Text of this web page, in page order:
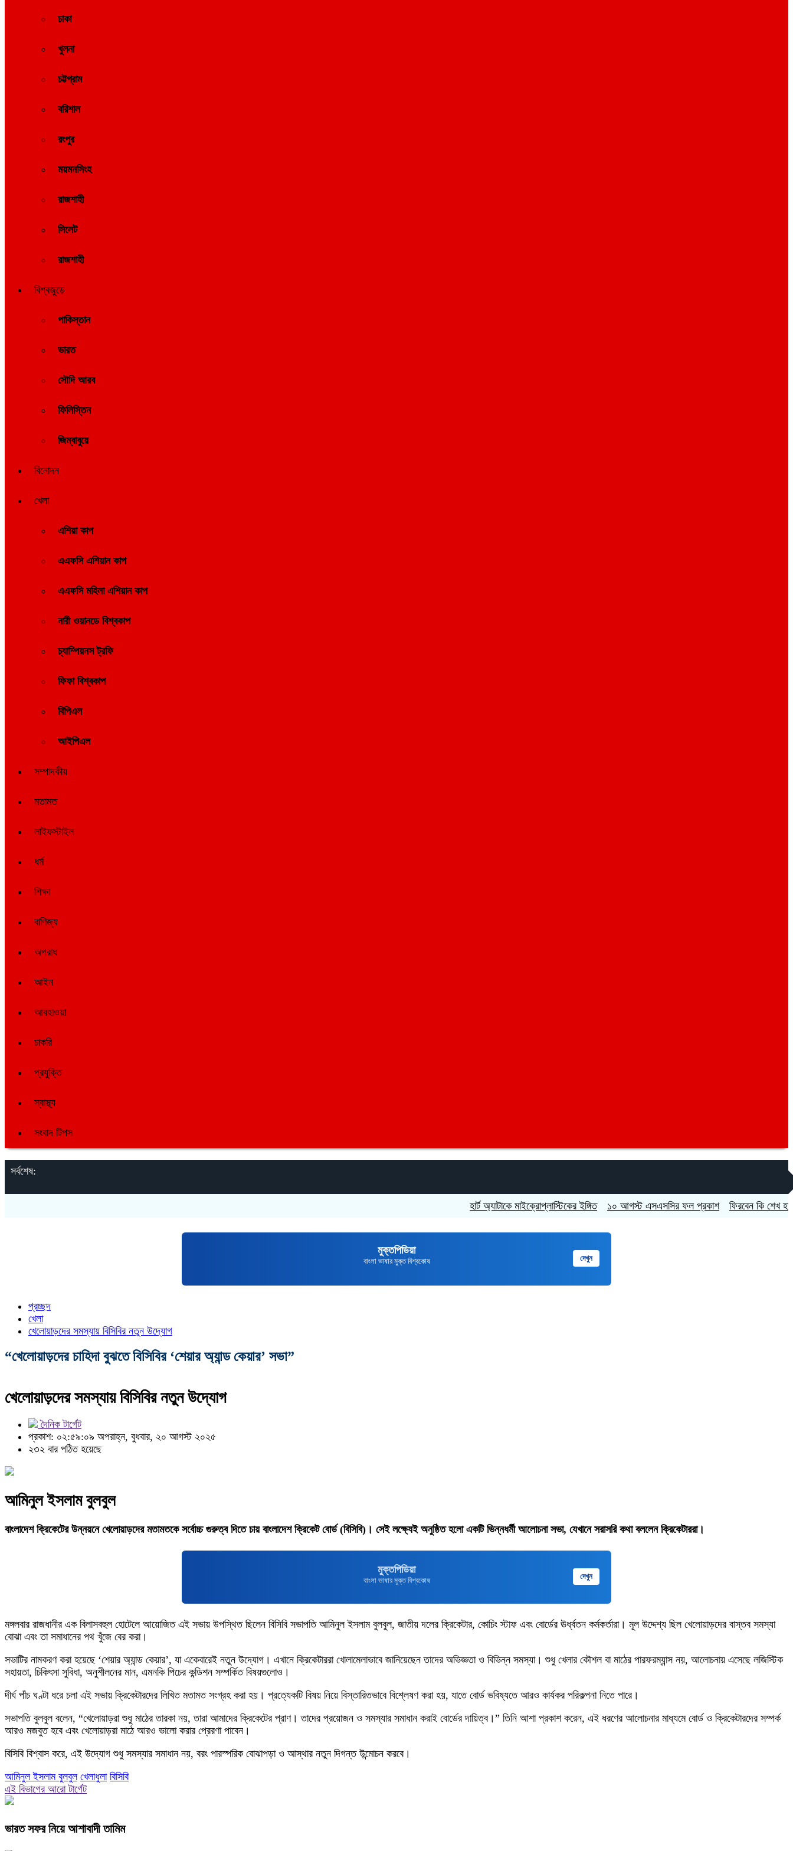
ঢাকা
খুলনা
চট্টগ্রাম
বরিশাল
রংপুর
ময়মনসিংহ
রাজশাহী
সিলেট
রাজশাহী
বিশ্বজুড়ে
পাকিস্তান
ভারত
সৌদি আরব
ফিলিস্তিন
জিম্বাবুয়ে
বিনোদন
খেলা
এশিয়া কাপ
এএফসি এশিয়ান কাপ
এএফসি মহিলা এশিয়ান কাপ
নারী ওয়ানডে বিশ্বকাপ
চ্যাম্পিয়নস ট্রফি
ফিফা বিশ্বকাপ
বিপিএল
আইপিএল
সম্পাদকীয়
মতামত
লাইফস্টাইল
ধর্ম
শিক্ষা
বাণিজ্য
অপরাধ
আইন
আবহাওয়া
চাকরি
প্রযুক্তি
স্বাস্থ্য
সংবাদ টিপস
সর্বশেষ:
হার্ট অ্যাটাকে মাইক্রোপ্লাস্টিকের ইঙ্গিত ১০ আগস্ট এসএসসির ফল প্রকাশ ফিরবেন কি শেখ হাসিনা?
মুক্তপিডিয়া
বাংলা ভাষার মুক্ত বিশ্বকোষ দেখুন
প্রচ্ছদ
খেলা
খেলোয়াড়দের সমস্যায় বিসিবির নতুন উদ্যোগ
“খেলোয়াড়দের চাহিদা বুঝতে বিসিবির ‘শেয়ার অ্যান্ড কেয়ার’ সভা”
খেলোয়াড়দের সমস্যায় বিসিবির নতুন উদ্যোগ
দৈনিক টার্গেট
প্রকাশ: ০২:৫৯:০৯ অপরাহ্ন, বুধবার, ২০ আগস্ট ২০২৫
২৩২ বার পঠিত হয়েছে
আমিনুল ইসলাম বুলবুল
বাংলাদেশ ক্রিকেটের উন্নয়নে খেলোয়াড়দের মতামতকে সর্বোচ্চ গুরুত্ব দিতে চায় বাংলাদেশ ক্রিকেট বোর্ড (বিসিবি)। সেই লক্ষ্যেই অনুষ্ঠিত হলো একটি ভিন্নধর্মী আলোচনা সভা, যেখানে সরাসরি কথা বললেন ক্রিকেটাররা।
মুক্তপিডিয়া
বাংলা ভাষার মুক্ত বিশ্বকোষ দেখুন
মঙ্গলবার রাজধানীর এক বিলাসবহুল হোটেলে আয়োজিত এই সভায় উপস্থিত ছিলেন বিসিবি সভাপতি আমিনুল ইসলাম বুলবুল, জাতীয় দলের ক্রিকেটার, কোচিং স্টাফ এবং বোর্ডের ঊর্ধ্বতন কর্মকর্তারা। মূল উদ্দেশ্য ছিল খেলোয়াড়দের বাস্তব সমস্যা
বোঝা এবং তা সমাধানের পথ খুঁজে বের করা।
সভাটির নামকরণ করা হয়েছে ‘শেয়ার অ্যান্ড কেয়ার’, যা একেবারেই নতুন উদ্যোগ। এখানে ক্রিকেটাররা খোলামেলাভাবে জানিয়েছেন তাদের অভিজ্ঞতা ও বিভিন্ন সমস্যা। শুধু খেলার কৌশল বা মাঠের পারফরম্যান্স নয়, আলোচনায় এসেছে লজিস্টিক
সহায়তা, চিকিৎসা সুবিধা, অনুশীলনের মান, এমনকি পিচের কন্ডিশন সম্পর্কিত বিষয়গুলোও।
দীর্ঘ পাঁচ ঘণ্টা ধরে চলা এই সভায় ক্রিকেটারদের লিখিত মতামত সংগ্রহ করা হয়। প্রত্যেকটি বিষয় নিয়ে বিস্তারিতভাবে বিশ্লেষণ করা হয়, যাতে বোর্ড ভবিষ্যতে আরও কার্যকর পরিকল্পনা নিতে পারে।
সভাপতি বুলবুল বলেন, “খেলোয়াড়রা শুধু মাঠের তারকা নয়, তারা আমাদের ক্রিকেটের প্রাণ। তাদের প্রয়োজন ও সমস্যার সমাধান করাই বোর্ডের দায়িত্ব।” তিনি আশা প্রকাশ করেন, এই ধরণের আলোচনার মাধ্যমে বোর্ড ও ক্রিকেটারদের সম্পর্ক
আরও মজবুত হবে এবং খেলোয়াড়রা মাঠে আরও ভালো করার প্রেরণা পাবেন।
বিসিবি বিশ্বাস করে, এই উদ্যোগ শুধু সমস্যার সমাধান নয়, বরং পারস্পরিক বোঝাপড়া ও আস্থার নতুন দিগন্ত উন্মোচন করবে।
আমিনুল ইসলাম বুলবুল খেলাধুলা বিসিবি
এই বিভাগের আরো টার্গেট
ভারত সফর নিয়ে আশাবাদী তামিম